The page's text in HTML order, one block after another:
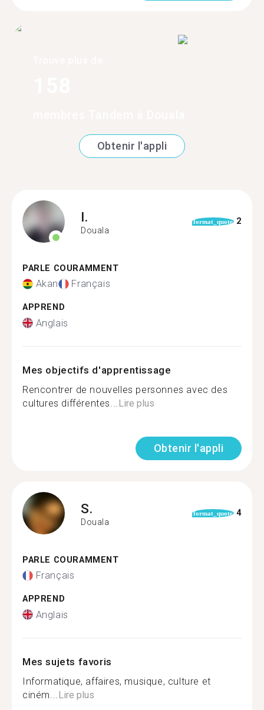
Obtenir l'appli
I.
Douala
format_quote 2
PARLE COURAMMENT
Akan Français
APPREND
Anglais
Mes objectifs d'apprentissage
Rencontrer de nouvelles personnes avec des
cultures différentes... Lire plus
Obtenir l'appli
S.
Douala
format_quote 4
PARLE COURAMMENT
Français
APPREND
Anglais
Mes sujets favoris
Informatique, affaires, musique, culture et
ciném... Lire plus